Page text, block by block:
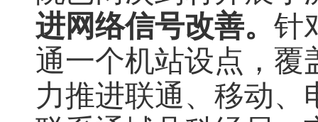
进网络信号改善。 针
通一个机站设点，覆
力推进联通、移动、